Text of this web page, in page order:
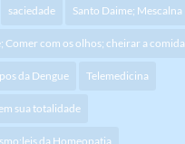
saciedade Santo Daime; Mescalna
Comer com os olhos; cheirar a comida
da Dengue Telemedicina
sua totalidade
da Homeopatia